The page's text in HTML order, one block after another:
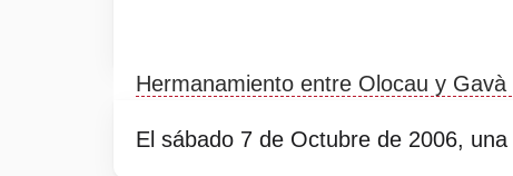
Hermanamiento entre Olocau y Gavà
El sábado 7 de Octubre de 2006,